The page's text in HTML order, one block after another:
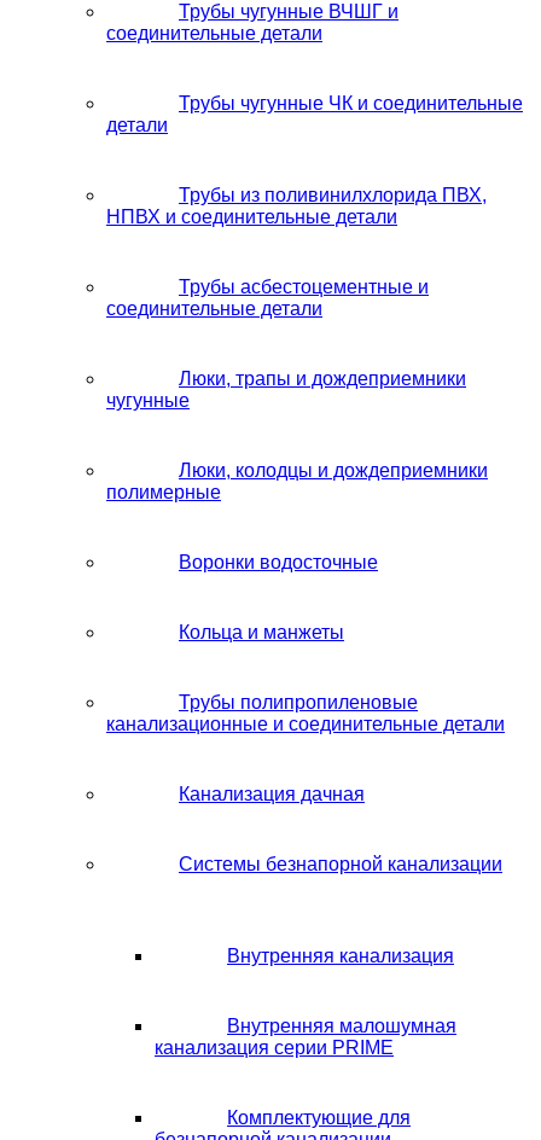
Трубы чугунные ВЧШГ и
соединительные детали
Трубы чугунные ЧК и соединительные
детали
Трубы из поливинилхлорида ПВХ,
НПВХ и соединительные детали
Трубы асбестоцементные и
соединительные детали
Люки, трапы и дождеприемники
чугунные
Люки, колодцы и дождеприемники
полимерные
Воронки водосточные
Кольца и манжеты
Трубы полипропиленовые
канализационные и соединительные детали
Канализация дачная
Системы безнапорной канализации
Внутренняя канализация
Внутренняя малошумная
канализация серии PRIME
Комплектующие для